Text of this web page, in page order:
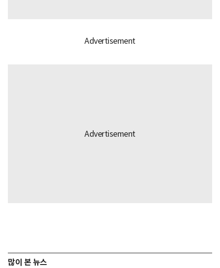
많이 본 뉴스